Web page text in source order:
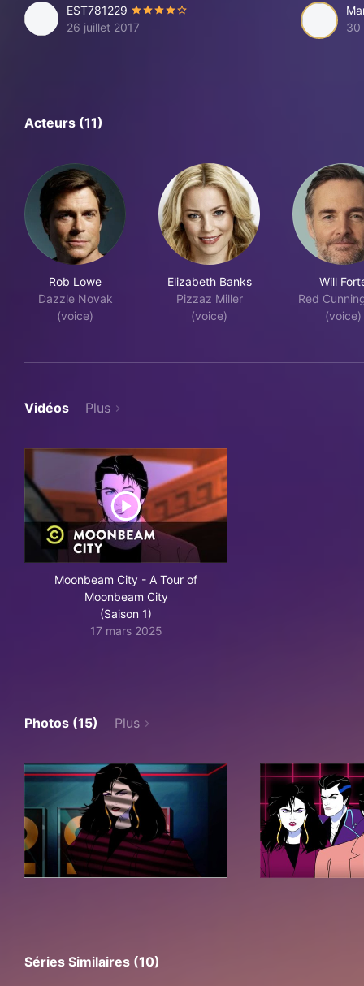
EST781229
26 juillet 2017
30
Acteurs (11)
Rob Lowe
Dazzle Novak
(voice)
Elizabeth Banks
Pizzaz Miller
(voice)
Will
Red
(voice)
Vidéos Plus
Moonbeam City - A Tour of
Moonbeam City
(Saison 1)
17 mars 2025
Photos (15) Plus
Séries Similaires (10)